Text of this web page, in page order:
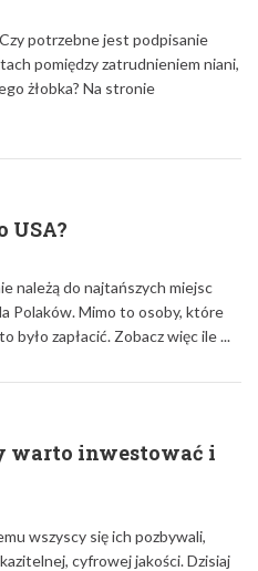
potrzebne jest podpisanie
pomiędzy zatrudnieniem niani,
żłobka? Na stronie
USA?
należą do najtańszych miejsc
Polaków. Mimo to osoby, które
było zapłacić. Zobacz więc ile ...
warto inwestować i
wszyscy się ich pozbywali,
cyfrowej jakości. Dzisiaj